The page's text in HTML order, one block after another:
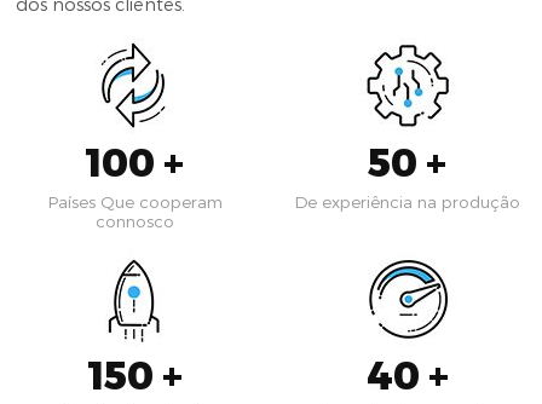
dos nossos clientes.
100 +
Países Que cooperam
connosco
50 +
De experiência na produção
150 + 40 +